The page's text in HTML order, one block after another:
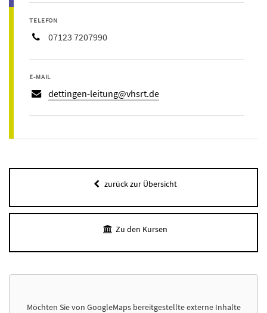
TELEFON
07123 7207990
E-MAIL
dettingen-leitung@vhsrt.de
zurück zur Übersicht
Zu den Kursen
Möchten Sie von GoogleMapsbereitgestellte externe Inhalte